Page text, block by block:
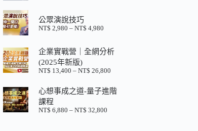
價
格：
價
格：
公眾演說技巧
NT$ 2,980 – NT$ 4,980
範
圍：
到
企業實戰營｜全網分析
(2025年新版)
NT$ 13,400 – NT$ 26,800
範
心想事成之道-量子進階
課程
NT$ 6,880 – NT$ 32,800